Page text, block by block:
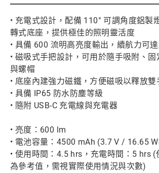
• 充電式設計，配備 110° 可調角度鋁製
轉式底座，提供極佳的照明靈活度
• 具備 600 流明高亮度輸出，續航力可
• 磁吸式手把設計，可用於隨手吸附、
與螺帽
• 底座內建強力磁鐵，方便磁吸以釋放雙
• 具備 IP65 防水防塵等級
• 隨附 USB-C 充電線與充電器
• 亮度：600 lm
• 電池容量：4500 mAh (3.7 V / 16.65
• 使用時間：4.5 hrs，充電時間：5 hrs
為參考值，需視實際使用情況與次數)